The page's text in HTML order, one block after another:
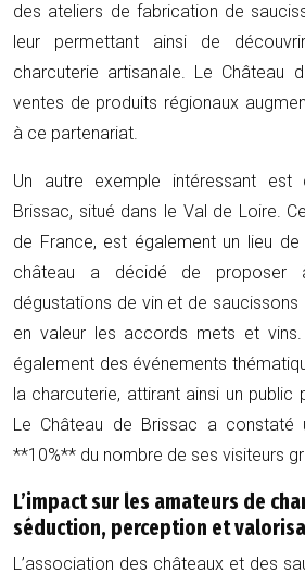
des ateliers de fabrication de
leur permettant ainsi de
charcuterie artisanale. Le Château
ventes de produits régionaux
à ce partenariat.
Un autre exemple intéressant est
Brissac, situé dans le Val de Loire.
de France, est également un lieu
château a décidé de proposer
dégustations de vin et de saucissons
en valeur les accords mets et
également des événements
la charcuterie, attirant ainsi un public
Le Château de Brissac a constaté
**10%** du nombre de ses visiteurs
L’impact sur les amateurs de
séduction, perception et
L’association des châteaux et des